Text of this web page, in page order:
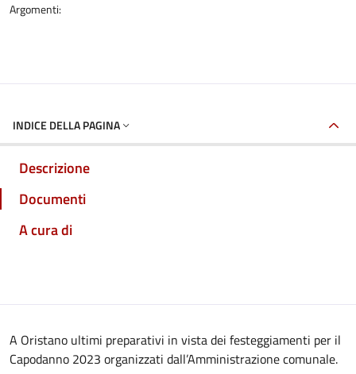
Argomenti:
INDICE DELLA PAGINA
Descrizione
Documenti
A cura di
A Oristano ultimi preparativi in vista dei festeggiamenti per il
Capodanno 2023 organizzati dall’Amministrazione comunale.